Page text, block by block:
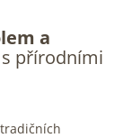
a
přírodními